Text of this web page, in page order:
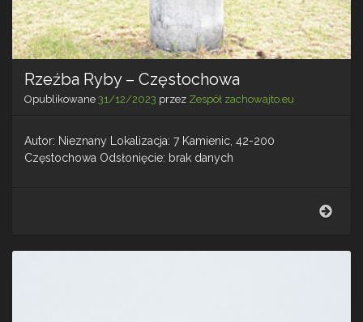
Rzeźba Ryby – Częstochowa
Opublikowane 31/12/2023 przez Zespół zachowajto.eu
Autor: Nieznany Lokalizacja: 7 Kamienic, 42-200
Częstochowa Odsłonięcie: brak danych